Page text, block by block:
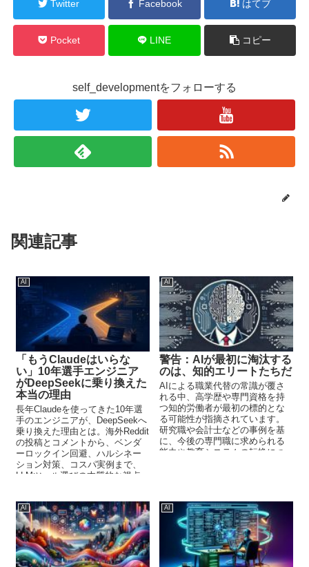
Twitter Facebook はてブ
Pocket LINE コピー
self_developmentをフォローする
関連記事
AI
「もうClaudeはいらな
い」10年選手エンジニア
がDeepSeekに乗り換えた
本当の理由
長年Claudeを使ってきた10年選
手のエンジニアが、DeepSeekへ
乗り換えた理由とは。海外Reddit
の投稿とコメントから、ベンダ
ーロックイン回避、ハルシネー
ション対策、コスパ実例まで、
LLMツール選びの本質的な視点
AI
警告：AIが最初に淘汰する
のは、知的エリートたちだ
AIによる職業代替の常識が覆さ
れる中、高学歴や専門資格を持
つ知的労働者が最初の標的とな
る可能性が指摘されています。
研究職や会計士などの事例を基
に、今後の専門職に求められる
能力や教育システムの転換につ
AI AI